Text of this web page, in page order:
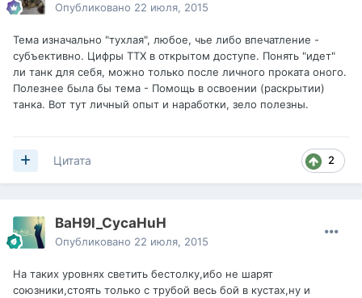
Опубликовано 22 июля, 2015
Тема изначально "тухлая", любое, чье либо впечатление -
субъективно. Цифры ТТХ в открытом доступе. Понять "идет"
ли танк для себя, можно только после личного проката оного.
Полезнее была бы тема - Помощь в освоении (раскрытии)
танка. Вот тут личный опыт и наработки, зело полезны.
2
Цитата
BaH9l_CycaHuH
Опубликовано 22 июля, 2015
На таких уровнях светить бестолку,ибо не шарят
союзники,стоять только с трубой весь бой в кустах,ну и